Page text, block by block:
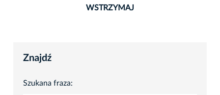
WSTRZYMAJ
Znajdź
Szukana fraza: